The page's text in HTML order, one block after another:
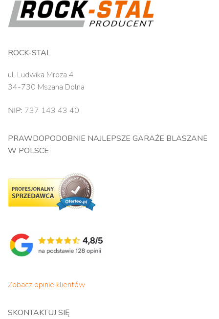
ROCK-STAL
ul. Ludwika Mroza 4
34-730 Mszana Dolna
NIP: 737 143 43 40
PRAWDOPODOBNIE NAJLEPSZE GARAŻE BLASZANE
W POLSCE
Zobacz opinie klientów
SKONTAKTUJ SIĘ